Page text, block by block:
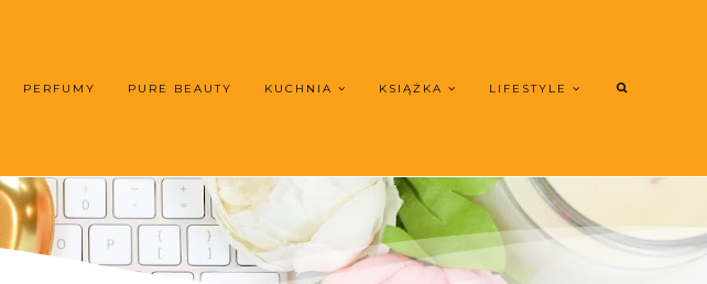
PERFUMY PURE BEAUTY KUCHNIA KSIĄŻKA LIFESTYLE